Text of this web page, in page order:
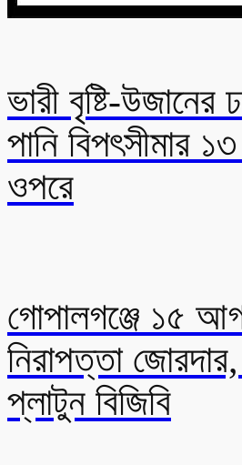
ভারী বৃষ্টি-উজানের
পানি বিপৎসীমার ১৩
ওপরে
গোপালগঞ্জে ১৫
নিরাপত্তা
প্লাটুন বিজিবি